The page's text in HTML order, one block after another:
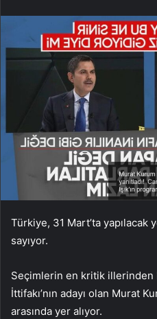
Türkiye, 31 Mart’ta
sayıyor.
Seçimlerin en kritik illerinden
İttifakı’nın adayı olan Murat
arasında yer alıyor.